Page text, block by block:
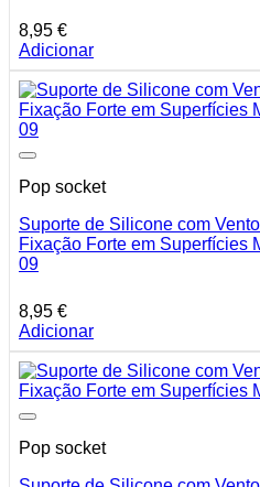
8,95 €
Adicionar
Pop socket
Suporte de Silicone com
Fixação Forte em Superfícies
09
8,95 €
Adicionar
Pop socket